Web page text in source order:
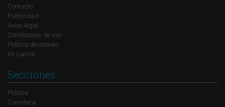
Contacto
Publicidad
Aviso legal
Condiciones de uso
Política de cookies
Mi cuenta
Secciones
Política
Carretera